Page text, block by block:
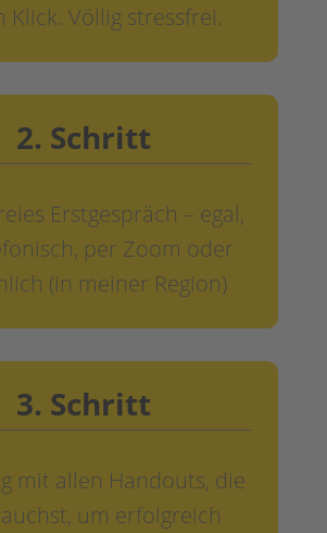
Klick. Völlig stressfrei.
2. Schritt
Erstgespräch – egal,
per Zoom oder
(in meiner Region)
3. Schritt
mit allen Handouts, die
um erfolgreich